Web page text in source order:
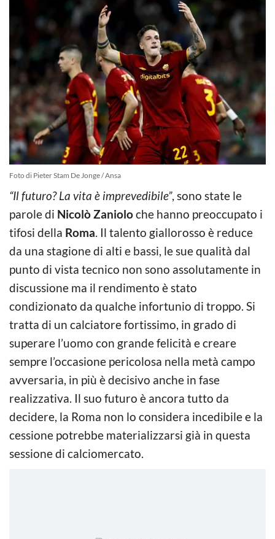
Foto di Pieter Stam De Jonge / Ansa
“Il futuro? La vita è imprevedibile”, sono state le
parole di Nicolò Zanioloche hanno preoccupato i
tifosi della Roma. Il talento giallorosso è reduce
da una stagione di alti e bassi, le sue qualità dal
punto di vista tecnico non sono assolutamente in
discussione ma il rendimento è stato
condizionato da qualche infortunio di troppo. Si
tratta di un calciatore fortissimo, in grado di
superare l’uomo con grande felicità e creare
sempre l’occasione pericolosa nella metà campo
avversaria, in più è decisivo anche in fase
realizzativa. Il suo futuro è ancora tutto da
decidere, la Roma non lo considera incedibile e la
cessione potrebbe materializzarsi già in questa
sessione di calciomercato.